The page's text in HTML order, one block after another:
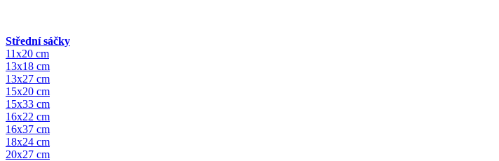
Střední sáčky
11x20 cm
13x18 cm
13x27 cm
15x20 cm
15x33 cm
16x22 cm
16x37 cm
18x24 cm
20x27 cm